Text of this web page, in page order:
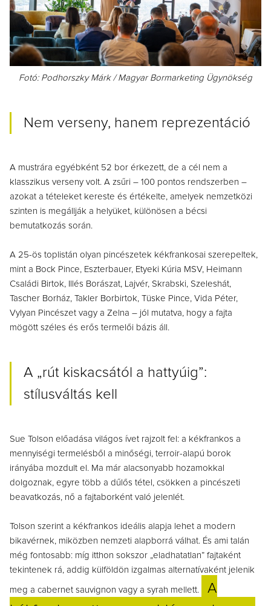
Fotó: Podhorszky Márk /Magyar Bormarketing Ügynökség
Nem verseny, hanem reprezentáció
A mustrára egyébként 52 bor érkezett, de a cél nem a
klasszikus verseny volt. A zsűri – 100 pontos rendszerben –
azokat a tételeket kereste és értékelte, amelyek nemzetközi
szinten is megállják a helyüket, különösen a bécsi
bemutatkozás során.
A 25-ös toplistán olyan pincészetek kékfrankosai szerepeltek,
mint a Bock Pince, Eszterbauer, Etyeki Kúria MSV, Heimann
Családi Birtok, Illés Borászat, Lajvér, Skrabski, Szeleshát,
Tascher Borház, Takler Borbirtok, Tüske Pince, Vida Péter,
Vylyan Pincészet vagy a Zelna – jól mutatva, hogy a fajta
mögött széles és erős termelői bázis áll.
A „rút kiskacsától a hattyúig”:
stílusváltás kell
Sue Tolson előadása világos ívet rajzolt fel: a kékfrankos a
mennyiségi termelésből a minőségi, terroir-alapú borok
irányába mozdult el. Ma már a lacsonyabb hozamokkal
dolgoznak, egyre több a dűlős tétel, csökken a pincészeti
beavatkozás, nő a fajtaborként való jelenlét.
Tolson szerint a kékfrankos ideális alapja lehet a modern
bikavérnek, miközben nemzeti alapborrá válhat. És ami talán
még fontosabb: míg itthon sokszor „eladhatatlan” fajtaként
tekintenek rá, addig külföldön izgalmas alternatívaként jelenik
meg a cabernet sauvignon vagy a syrah mellett.
A